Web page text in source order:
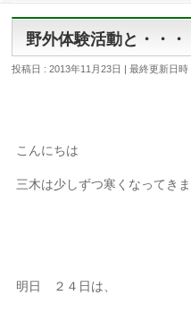
野外体験活動と・・
投稿日 : 2013年11月23日 最終更新日時
こんにちは
三木は少しずつ寒くなってきま
明日 ２４日は、